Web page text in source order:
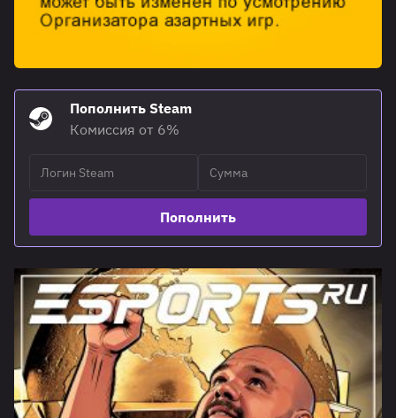
Пополнить Steam
Комиссия от 6%
Пополнить